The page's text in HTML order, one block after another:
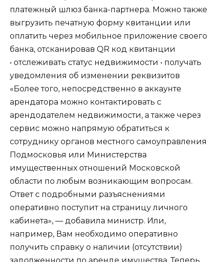
платежный шлюз банка-партнера. Можно также
выгрузить печатную форму квитанции или
оплатить через мобильное приложение своего
банка, отсканировав QR код квитанции
• отслеживать статус недвижимости • получать
уведомления об изменении реквизитов
«Более того, непосредственно в аккаунте
арендатора можно контактировать с
арендодателем недвижимости, а также через
сервис можно напрямую обратиться к
сотруднику органов местного самоуправления
Подмосковья или Министерства
имущественных отношений Московской
области по любым возникающим вопросам.
Ответ с подробными разъяснениями
оперативно поступит на страницу личного
кабинета», — добавила министр. Или,
например, Вам необходимо оперативно
получить справку о наличии (отсутствии)